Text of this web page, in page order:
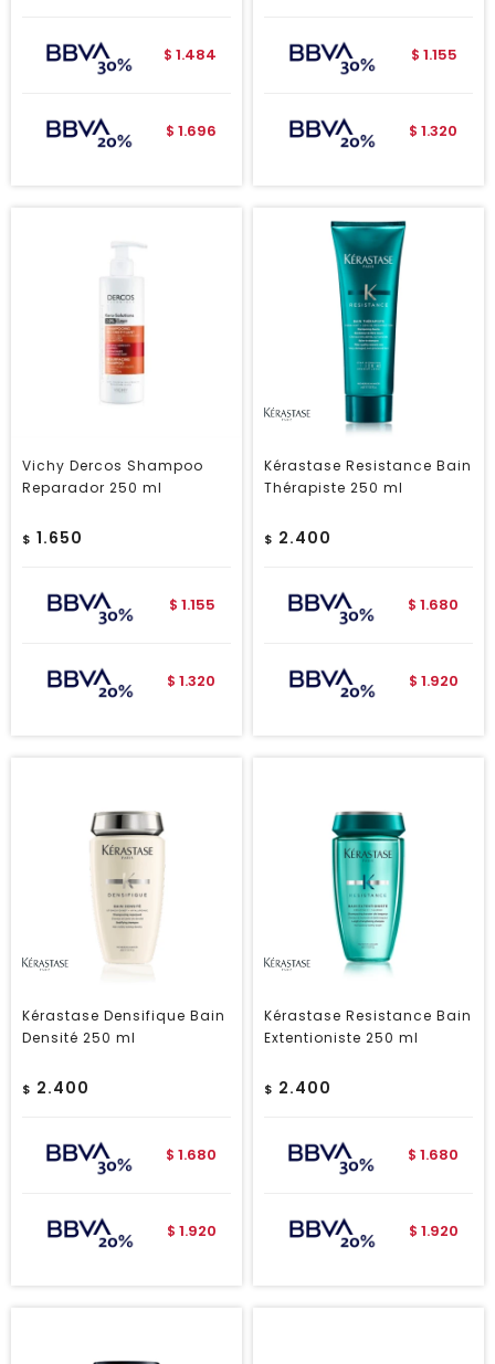
$ 1.484
$ 1.696
$ 1.155
$ 1.320
Vichy Dercos Shampoo
Reparador 250 ml
$ 1.650
$ 1.155
$ 1.320
Kérastase Resistance Bain
Thérapiste 250 ml
$ 2.400
$ 1.680
$ 1.920
Kérastase Densifique Bain
Densité 250 ml
$ 2.400
$ 1.680
$ 1.920
Kérastase Resistance Bain
Extentioniste 250 ml
$ 2.400
$ 1.680
$ 1.920